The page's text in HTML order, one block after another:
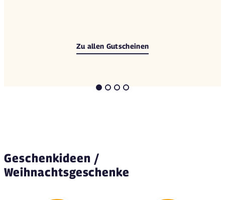
Zu allen Gutscheinen
Geschenkideen /
Weihnachtsgeschenke